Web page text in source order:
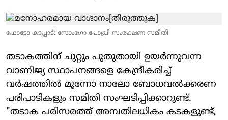
ഫോട്ടോ കടപ്പാട്: സോംഗോ പോഖ്രി സംരക്ഷണ സമിതി
തടാകത്തിന് ചുറ്റും പുതുതായി ഉയർന്നുവന്ന
വാണിജ്യ സ്ഥാപനങ്ങളെ കേന്ദ്രീകരിച്ച്
വർഷത്തിൽ മൂന്നോ നാലോ ബോധവൽക്കരണ
പരിപാടികളും സമിതി സംഘടിപ്പിക്കാറുണ്ട്.
"തടാക പരിസരത്ത് അമ്പതിലധികം കടകളുണ്ട്,